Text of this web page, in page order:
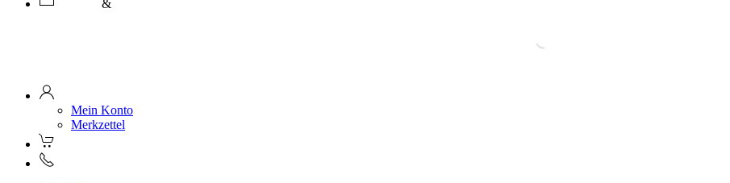
&
Mein Konto
Merkzettel